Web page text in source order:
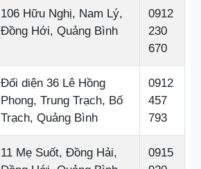
106 Hữu Nghị, Nam Lý,
Đồng Hới, Quảng Bình
0912
230
670
Đối diện 36 Lê Hồng
Phong, Trung Trạch, Bố
Trạch, Quảng Bình
0912
457
793
11 Mẹ Suốt, Đồng Hải,
0915